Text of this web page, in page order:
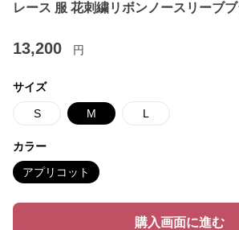
レース 服 花刺繍リボンノースリーブ
13,200 円
サイズ
S M L
カラー
アプリコット
購入画面に進む